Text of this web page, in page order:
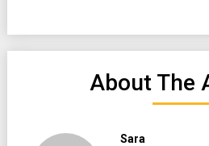
About The
Sara